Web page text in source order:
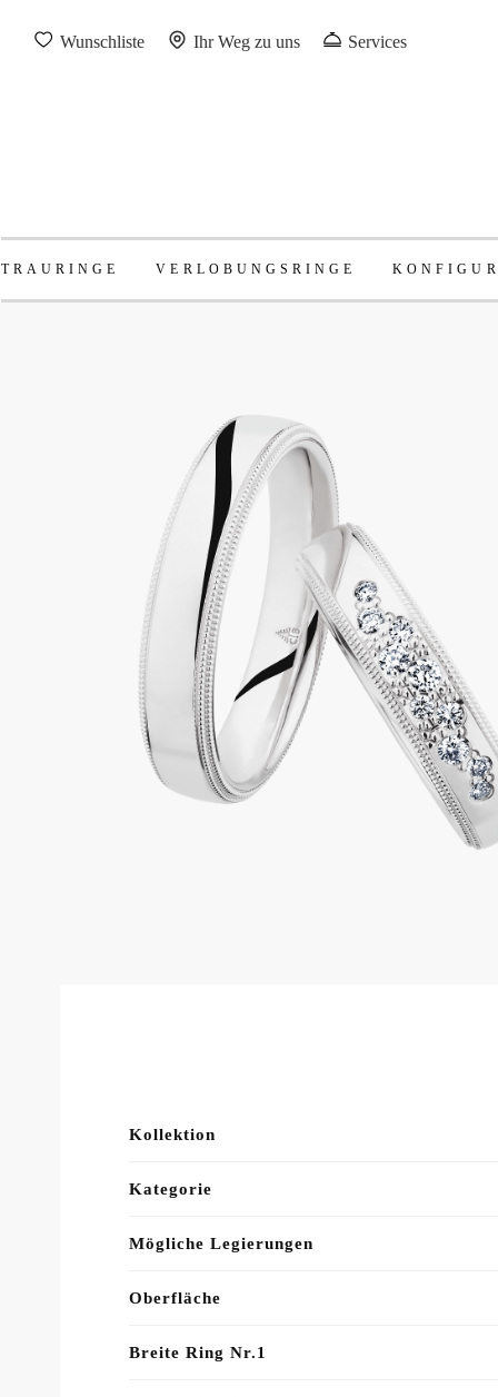
Wunschliste Ihr Weg zu uns Services
TRAURINGE VERLOBUNGSRINGE
Kollektion
Kategorie
Mögliche Legierungen
Oberfläche
Breite Ring Nr.1